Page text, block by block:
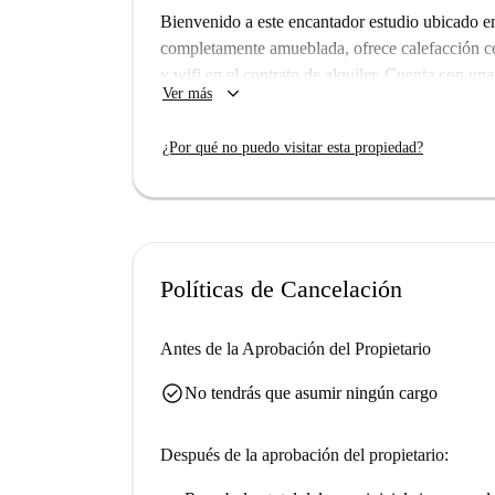
Bienvenido a este encantador estudio ubicado
completamente amueblada, ofrece calefacción
y wifi en el contrato de alquiler. Cuenta con
secadora. El estudio también incluye un balcón
Cerca se encuentran la atracción turística
Ver más keyboard_arrow_down
¿Por qué no puedo visitar esta propiedad?
Políticas de Cancelación
Antes de la Aprobación del Propietario
check_circleNo tendrás que asumir ningún cargo
Después de la aprobación del propietario: